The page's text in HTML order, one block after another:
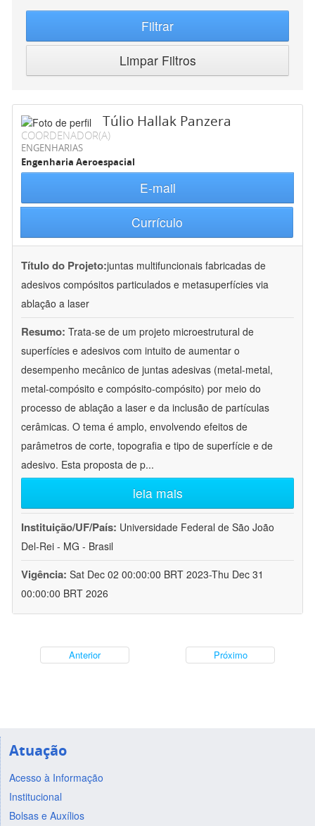
Filtrar
Limpar Filtros
Túlio Hallak Panzera
COORDENADOR(A)
ENGENHARIAS
Engenharia Aeroespacial
E-mail
Currículo
Título do Projeto:juntas multifuncionais fabricadas de
adesivos compósitos particulados e metasuperfícies via
ablação a laser
Resumo: Trata-se de um projeto microestrutural de
superfícies e adesivos com intuito de aumentar o
desempenho mecânico de juntas adesivas (metal-metal,
metal-compósito e compósito-compósito) por meio do
processo de ablação a laser e da inclusão de partículas
cerâmicas. O tema é amplo, envolvendo efeitos de
parâmetros de corte, topografia e tipo de superfície e de
adesivo. Esta proposta de p...
leia mais
Instituição/UF/País: Universidade Federal de São João
Del-Rei - MG - Brasil
Vigência: Sat Dec 02 00:00:00 BRT 2023-Thu Dec 31
00:00:00 BRT 2026
Anterior Próximo
Atuação
Acesso à Informação
Institucional
Bolsas e Auxílios